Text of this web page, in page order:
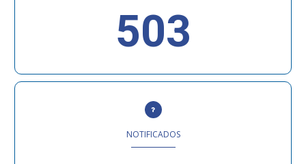
503
NOTIFICADOS